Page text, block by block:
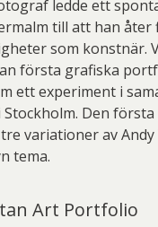
ledde ett
till att han
som konstnär.
första grafiska
ett experiment i
Den
variationer av
tema.
Art Portfolio